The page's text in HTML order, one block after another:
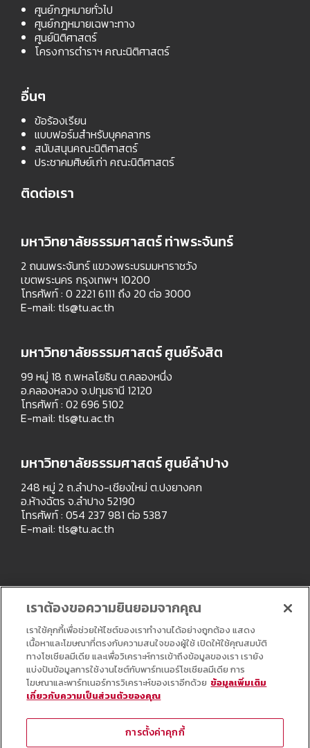
ศูนย์กฎหมายทั่วไป
ศูนย์กฎหมายเฉพาะทาง
ศูนย์นิติศาสตร์
โครงการตำราฯ คณะนิติศาสตร์
อื่นๆ
ข้อร้องเรียน
แบบฟอร์มสำหรับบุคคลากร
สนับสนุนคณะนิติศาสตร์
ประชาคมศิษย์เก่า คณะนิติศาสตร์
ติดต่อเรา
มหาวิทยาลัยธรรมศาสตร์ ท่าพระจันทร์
2 ถนนพระจันทร์ แขวงพระบรมมหาราชวัง
เขตพระนคร กรุงเทพฯ 10200
โทรศัพท์ : 0 2221 6111 ถึง 20 ต่อ 3000
E-mail: tls@tu.ac.th
มหาวิทยาลัยธรรมศาสตร์ ศูนย์รังสิต
99 หมู่ 18 ถ.พหลโยธิน ต.คลองหนึ่ง
อ.คลองหลวง จ.ปทุมธานี 12120
โทรศัพท์ : 02 696 5102
E-mail: tls@tu.ac.th
มหาวิทยาลัยธรรมศาสตร์ ศูนย์ลำปาง
248 หมู่ 2 ถ.ลำปาง-เชียงใหม่ ต.ปงยางคก
อ.ห้างฉัตร จ.ลำปาง 52190
โทรศัพท์ : 054 237 981 ต่อ 5387
E-mail: tls@tu.ac.th
Copyright © All Right Reserved
เราต้องขอความยินยอมจากคุณ
เราใช้คุกกี้เพื่อช่วยให้ไซต์ของเราทำงานได้อย่างถูกต้อง แสดง
เนื้อหาและโฆษณาที่ตรงกับความสนใจของผู้ใช้ เปิดให้ใช้คุณสมบัติ
ทางโซเชียลมีเดีย และเพื่อวิเคราะห์การเข้าถึงข้อมูลของเรา เรายัง
แบ่งปันข้อมูลการใช้งานไซต์กับพาร์ทเนอร์โซเชียลมีเดีย การ
โฆษณาและพาร์ทเนอร์การวิเคราะห์ของเราอีกด้วย ข้อมูลเพิ่มเติม
เกี่ยวกับความเป็นส่วนตัวของคุณ
การตั้งค่าคุกกี้